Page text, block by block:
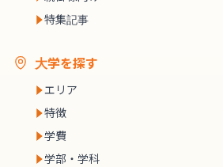
特集記事
大学を探す
エリア
特徴
学費
学部・学科